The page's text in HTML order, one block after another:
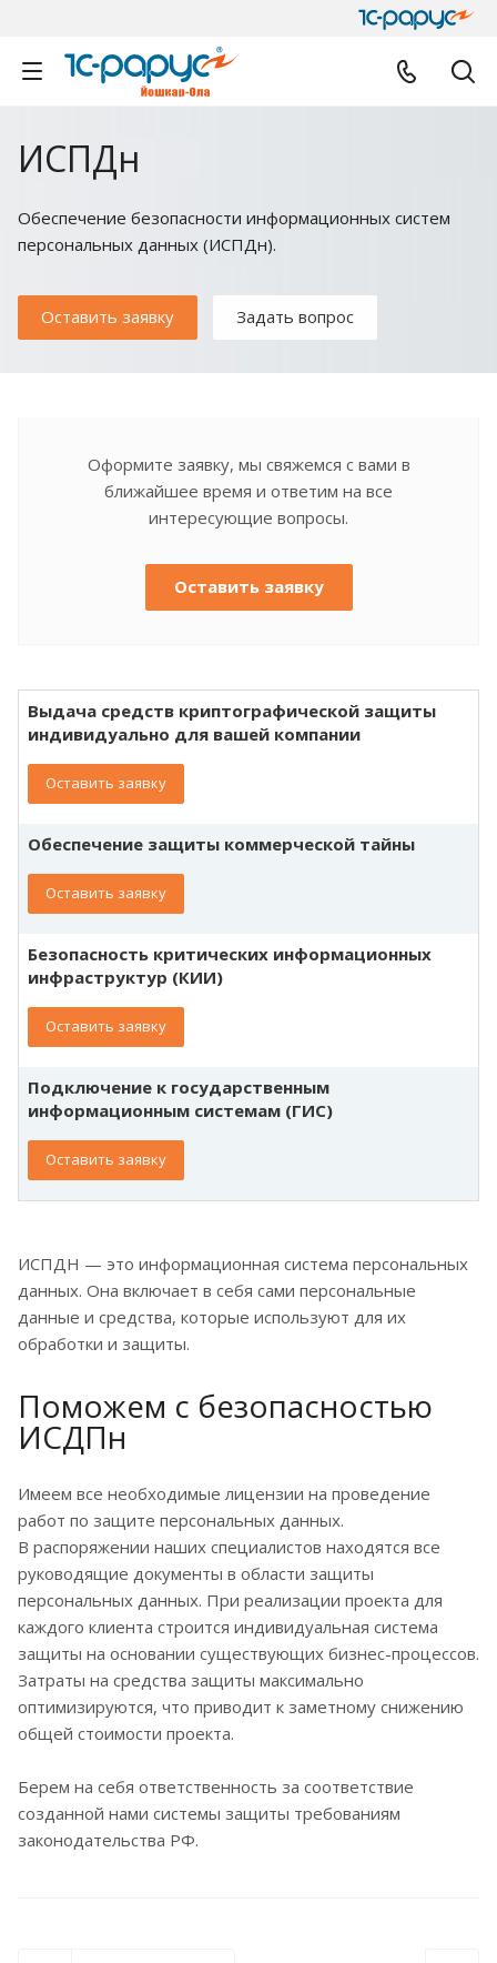
ИСПДн
Обеспечение безопасности информационных систем
персональных данных (ИСПДн).
Оставить заявку Задать вопрос
Оформите заявку, мы свяжемся с вами в
ближайшее время и ответим на все
интересующие вопросы.
Оставить заявку
Выдача средств криптографической защиты
индивидуально для вашей компании
Оставить заявку
Обеспечение защиты коммерческой тайны
Оставить заявку
Безопасность критических информационных
инфраструктур (КИИ)
Оставить заявку
Подключение к государственным
информационным системам (ГИС)
Оставить заявку
ИСПДН — это информационная система персональных
данных. Она включает в себя сами персональные
данные и средства, которые используют для их
обработки и защиты.
Поможем с безопасностью
ИСДПн
Имеем все необходимые лицензии на проведение
работ по защите персональных данных.
В распоряжении наших специалистов находятся все
руководящие документы в области защиты
персональных данных. При реализации проекта для
каждого клиента строится индивидуальная система
защиты на основании существующих бизнес-процессов.
Затраты на средства защиты максимально
оптимизируются, что приводит к заметному снижению
общей стоимости проекта.
Берем на себя ответственность за соответствие
созданной нами системы защиты требованиям
законодательства РФ.